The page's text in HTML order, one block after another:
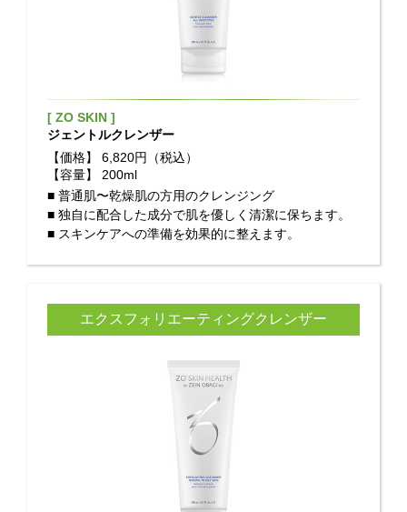
[ ZO SKIN ]
ジェントルクレンザー
【価格】
6,820円（税込）
【容量】
200ml
■ 普通肌〜乾燥肌の方用のクレンジング
■ 独自に配合した成分で肌を優しく清潔に保ちます。
■ スキンケアへの準備を効果的に整えます。
エクスフォリエーティングクレンザー